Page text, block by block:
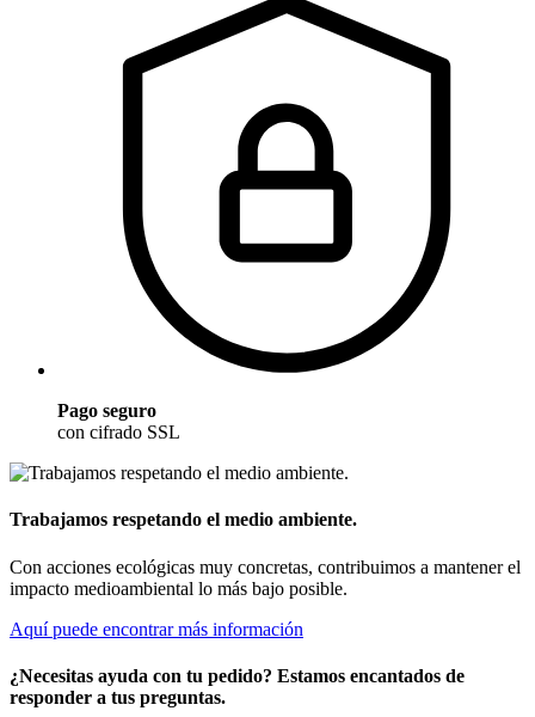
Pago seguro
con cifrado SSL
Trabajamos respetando el medio ambiente.
Con acciones ecológicas muy concretas, contribuimos a mantener el
impacto medioambiental lo más bajo posible.
Aquí puede encontrar más información
¿Necesitas ayuda con tu pedido? Estamos encantados de
responder a tus preguntas.